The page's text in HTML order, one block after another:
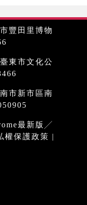
豐田里博物
東市文化公
市新市區南
最新版╱
權保護政策 |